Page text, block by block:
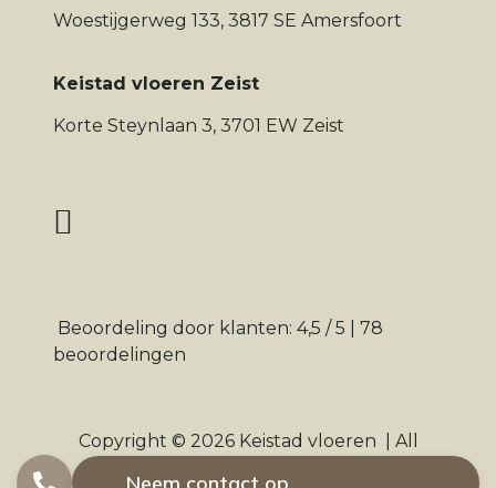
Woestijgerweg 133, 3817 SE Amersfoort
Keistad vloeren Zeist
Korte Steynlaan 3, 3701 EW Zeist
Copyright © 2026 Keistad vloeren
All
Beoordeling door klanten: 4,5 /5
78
beoordelingen
Neem contact op